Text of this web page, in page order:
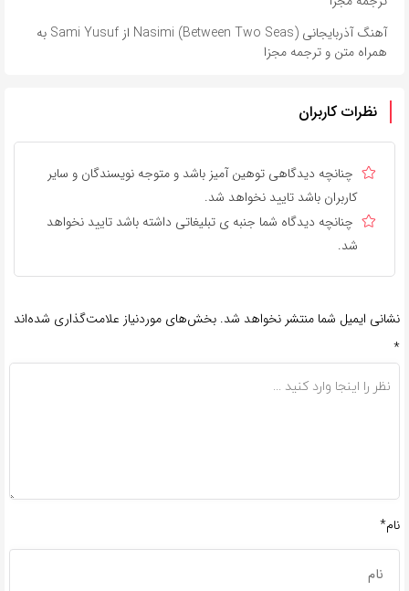
آهنگ آذربایجانی Nasimi (Between Two Seas) از Sami Yusuf به
همراه متن و ترجمه مجزا
نظرات کاربران
چنانچه دیدگاهی توهین آمیز باشد و متوجه نویسندگان و سایر
کاربران باشد تایید نخواهد شد.
چنانچه دیدگاه شما جنبه ی تبلیغاتی داشته باشد تایید نخواهد
شد.
نشانی ایمیل شما منتشر نخواهد شد. بخش‌های موردنیاز علامت‌گذاری شده‌اند
*
نام*